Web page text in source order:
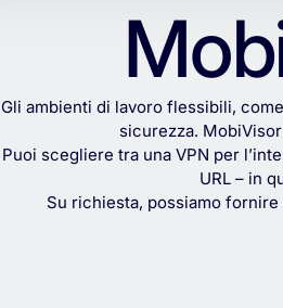
Gli ambienti di lavoro flessibili, come
sicurezza. MobiVisor
Puoi scegliere tra una VPN per
URL – in
Su richiesta, possiamo fornire